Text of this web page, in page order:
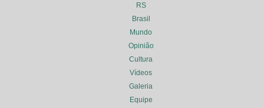
RS
Brasil
Mundo
Opinião
Cultura
Vídeos
Galeria
Equipe